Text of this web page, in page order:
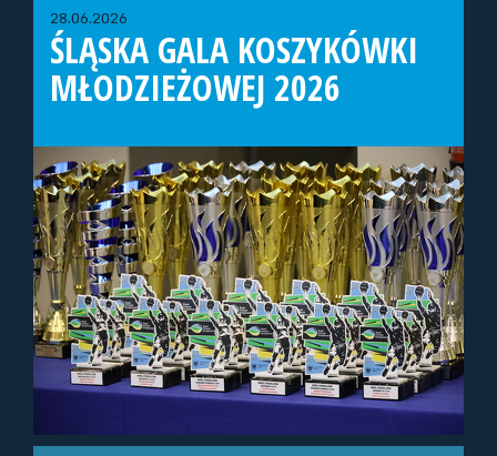
28.06.2026
ŚLĄSKA GALA KOSZYKÓWKI
MŁODZIEŻOWEJ 2026